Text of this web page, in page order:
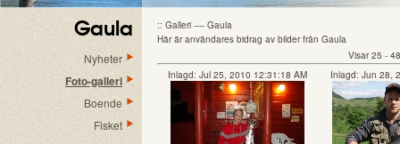
Gaula
Nyheter
Foto-galleri
Boende
Fisket
:: Galleri ---- Gaula
Här är användares bidrag av bilder från Gaula
Visar 25 -
Inlagd: Jul 25, 2010 12:31:18 AM
Inlagd: Jun 28,